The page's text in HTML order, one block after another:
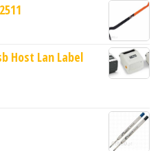
Host Lan Label